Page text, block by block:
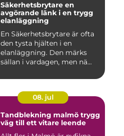
Säkerhetsbrytare en
avgörande länk i en trygg
elanläggning
En Säkerhetsbrytare är ofta
den tysta hjälten i en
elanläggning. Den märks
sällan i vardagen, men nä...
08. jul
Tandblekning malmö trygg
väg till ett vitare leende